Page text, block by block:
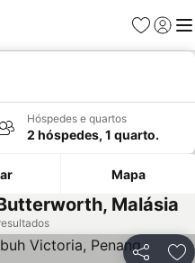
Favoritos
Iniciar
Hóspedes e quartos
2 hóspedes, 1 quarto.
Mapa
Malásia